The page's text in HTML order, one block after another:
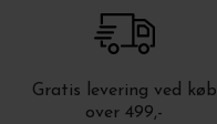
Gratis levering ved køb
over 499,-